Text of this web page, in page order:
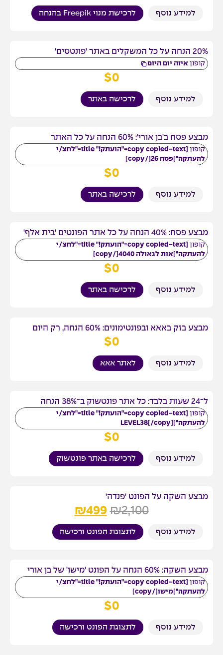
למידע נוסף לרכישת מנוי Freepik בהנחה
20% הנחה על כל המשקלים באתר 'פונטסים'
קופון איזה יום היום
$0
למידע נוסף לרכישה באתר
מבצע פסח ב'בן אורי': 60% הנחה על כל האתר
קופון
[copy copied-text="הועתק!" title="לחצ/י
להעתקה"]פסח 26[/copy]
$0
למידע נוסף לרכישה באתר
מבצע פסח: 40% הנחה על כל אתר הפונטים 'בית אלף'
קופון
[copy copied-text="הועתק!" title="לחצ/י
להעתקה"]אות לגאולה 4040[/copy]
$0
למידע נוסף לרכישה באתר
מבצע בזק באאא ובפונטימונים: 60% הנחה, רק היום
$0
למידע נוסף לאתר אאא
ל־24 שעות בלבד: כל אתר פונטשוק ב־38% הנחה
קופון
[copy copied-text="הועתק!" title="לחצ/י
להעתקה"]LEVEL38[/copy]
$0
למידע נוסף לרכישה באתר פונטשוק
מבצע השקה על הפונט 'פנדה'
₪2,100
₪499
למידע נוסף לתצוגת הפונט ורכישה
מבצע השקה: 60% הנחה על הפונט 'מישו' של בן אורי
קופון
[copy copied-text="הועתק!" title="לחצ/י
להעתקה"]מישו[/copy]
$0
למידע נוסף לתצוגת הפונט ורכישה